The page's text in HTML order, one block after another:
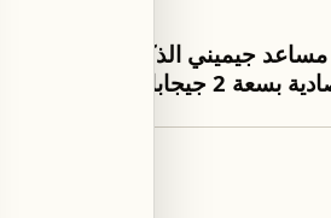
جيميني الذكي لهواتف
2 جيجابايت رام